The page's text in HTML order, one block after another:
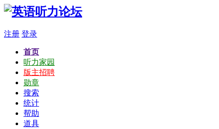
注册 登录
首页
听力家园
版主招聘
勋章
搜索
统计
帮助
道具